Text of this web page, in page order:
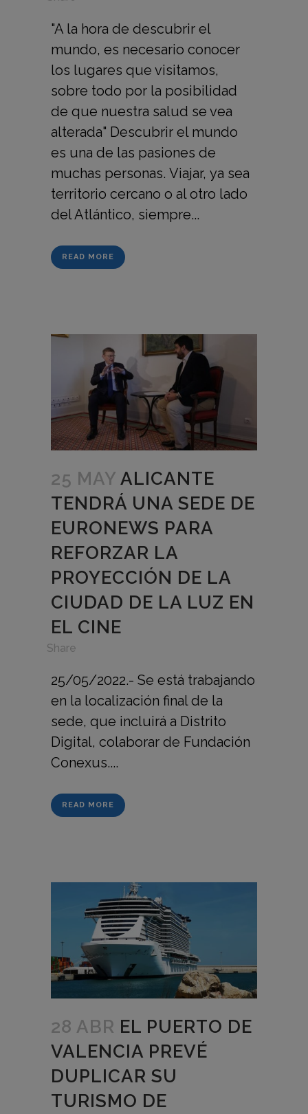
"A la hora de descubrir el
mundo, es necesario conocer
los lugares que visitamos,
sobre todo por la posibilidad
de que nuestra salud se vea
alterada" Descubrir el mundo
es una de las pasiones de
muchas personas. Viajar, ya sea
territorio cercano o al otro lado
del Atlántico, siempre...
READ MORE
25 MAY ALICANTE
TENDRÁ UNA SEDE DE
EURONEWS PARA
REFORZAR LA
PROYECCIÓN DE LA
CIUDAD DE LA LUZ EN
EL CINE
Share
25/05/2022.- Se está trabajando
en la localización final de la
sede, que incluirá a Distrito
Digital, colaborar de Fundación
Conexus....
READ MORE
28 ABR EL PUERTO DE
VALENCIA PREVÉ
DUPLICAR SU
TURISMO DE